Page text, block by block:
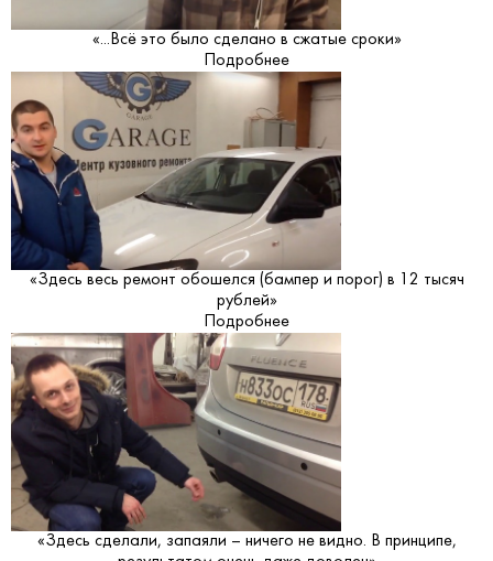
«...Всё это было сделано в сжатые сроки»
Подробнее
«Здесь весь ремонт обошелся (бампер и порог) в 12 тысяч
рублей»
Подробнее
«Здесь сделали, запаяли – ничего не видно. В принципе,